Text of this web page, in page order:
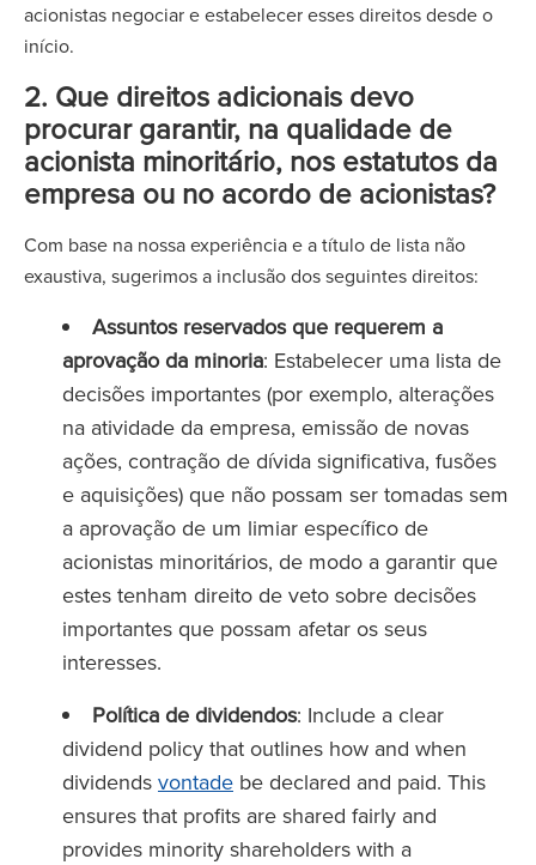
acionistas negociar e estabelecer esses direitos desde o
início.
2. Que direitos adicionais devo
procurar garantir, na qualidade de
acionista minoritário, nos estatutos da
empresa ou no acordo de acionistas?
Com base na nossa experiência e a título de lista não
exaustiva, sugerimos a inclusão dos seguintes direitos:
Assuntos reservados que requerem a
aprovação da minoria: Estabelecer uma lista de
decisões importantes (por exemplo, alterações
na atividade da empresa, emissão de novas
ações, contração de dívida significativa, fusões
e aquisições) que não possam ser tomadas sem
a aprovação de um limiar específico de
acionistas minoritários, de modo a garantir que
estes tenham direito de veto sobre decisões
importantes que possam afetar os seus
interesses.
Política de dividendos: Include a clear
dividend policy that outlines how and when
dividends vontade be declared and paid. This
ensures that profits are shared fairly and
provides minority shareholders with a